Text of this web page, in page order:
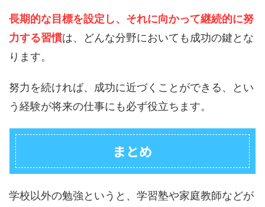
長期的な目標を設定し、それに向かって継続的に努
力する習慣は、どんな分野においても成功の鍵とな
ります。
努力を続ければ、成功に近づくことができる、とい
う経験が将来の仕事にも必ず役立ちます。
まとめ
学校以外の勉強というと、学習塾や家庭教師などが